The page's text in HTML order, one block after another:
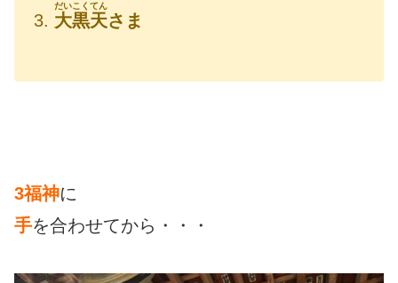
大黒天
だいこくてん
さま
3福神に
手を合わせてから・・・